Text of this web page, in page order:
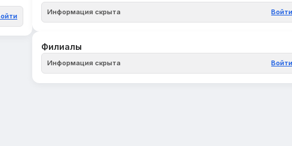
Информация скрыта Войти
Филиалы
Информация скрыта Войти